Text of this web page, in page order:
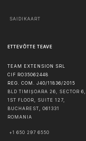
SAIDIKAART
ETTEVÕTTE TEAVE
TEAM EXTENSION SRL
CIF RO35062448
REG. COM. J40/11836/2015
BLD TIMIȘOARA 26, SECTOR 6,
1ST FLOOR, SUITE 127,
BUCHAREST, 061331
ROMANIA
+1 650 297 6550